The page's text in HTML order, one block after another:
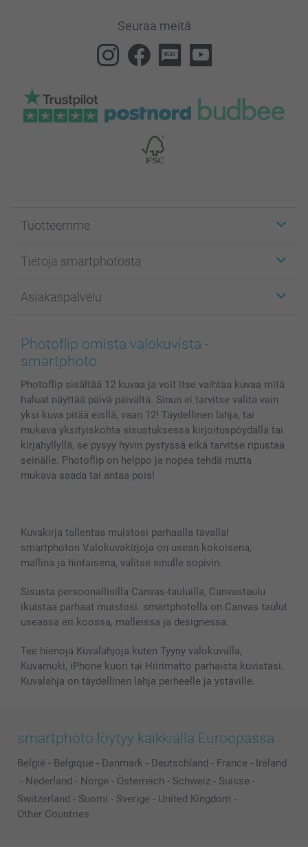
Seuraa meitä
Tuotteemme
Kuvakortit
Kuvakirjat
Valokuvat, Julisteet & Taskukirjat
Kännykkä & Tabletti
Kuvakalenterit & Päivyrit
Valokuvakehykset & Lisätarvikkeet
Lahjakortti
Kaikki kuvatuotteet
Tietoja smartphotosta
Affiliate ohjelma
Evästekäytäntö
Sivukartta
Investor Relations
Asiakaspalvelu
100% tyytyväisyystakuu
smartbonus
Tilausten tila
Photoflip omista valokuvista -
smartphoto
Photoflip sisältää 12 kuvaa ja voit itse vaihtaa kuvaa mitä
haluat näyttää päivä päivältä. Sinun ei tarvitse valita vain
yksi kuva pitää eisllä, vaan 12! Täydellinen lahja, tai
mukava yksityiskohta sisustuksessa kirjoituspöydällä tai
kirjahyllyllä, se pysyy hyvin pystyssä eikä tarvitse ripustaa
seinälle. Photoflip on helppo ja nopea tehdä mutta
mukava saada tai antaa pois!
Kuvakirja tallentaa muistosi parhaalla tavalla!
smartphoton Valokuvakirjoja on usean kokoisena,
mallina ja hintaisena, valitse sinulle sopivin.
Sisusta persoonallisilla Canvas-tauluilla, Canvastaulu
ikuistaa parhaat muistosi. smartphotolla on Canvas taulut
useassa eri koossa, malleissa ja designessa.
Tee hienoja Kuvalahjoja kuten Tyyny valokuvalla,
Kuvamuki, iPhone kuori tai Hiirimatto parhaista kuvistasi.
Kuvalahja on täydellinen lahja perheelle ja ystäville.
smartphoto löytyy kaikkialla Euroopassa
België - Belgique - Danmark - Deutschland - France - Ireland
- Nederland - Norge - Österreich - Schweiz - Suisse -
Switzerland - Suomi - Sverige - United Kingdom -
Other Countries